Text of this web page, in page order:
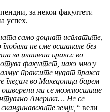
за некои факултети
успех.
само доцнат исплатите,
не сме останале без
за платена пракса во
факултет, иако многу
праксите нудат пракса
гледам во Македонија барем
отвoрени ми се можностите
Америка… Не се
земји,“ вели